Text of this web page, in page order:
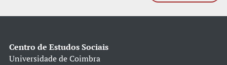
Centro de Estudos Sociais
Universidade de Coimbra